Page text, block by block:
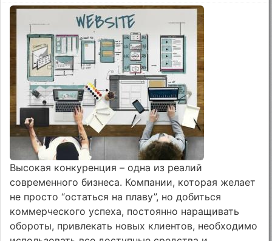
Высокая конкуренция – одна из реалий
современного бизнеса. Компании, которая желает
не просто “остаться на плаву”, но добиться
коммерческого успеха, постоянно наращивать
обороты, привлекать новых клиентов, необходимо